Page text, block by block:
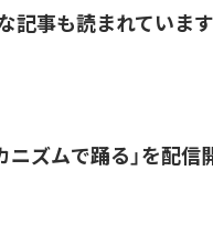
記事も読まれています
ニズムで踊る」を配信